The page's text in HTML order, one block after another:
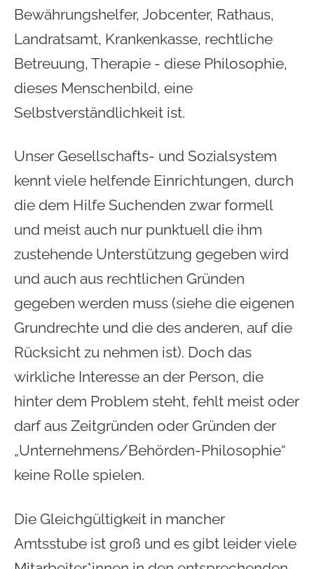
Bewährungshelfer, Jobcenter, Rathaus,
Landratsamt, Krankenkasse, rechtliche
Betreuung, Therapie - diese Philosophie,
dieses Menschenbild, eine
Selbstverständlichkeit ist.
Unser Gesellschafts- und Sozialsystem
kennt viele helfende Einrichtungen, durch
die dem Hilfe Suchenden zwar formell
und meist auch nur punktuell die ihm
zustehende Unterstützung gegeben wird
und auch aus rechtlichen Gründen
gegeben werden muss (siehe die eigenen
Grundrechte und die des anderen, auf die
Rücksicht zu nehmen ist). Doch das
wirkliche Interesse an der Person, die
hinter dem Problem steht, fehlt meist oder
darf aus Zeitgründen oder Gründen der
„Unternehmens/Behörden-Philosophie“
keine Rolle spielen.
Die Gleichgültigkeit in mancher
Amtsstube ist groß und es gibt leider viele